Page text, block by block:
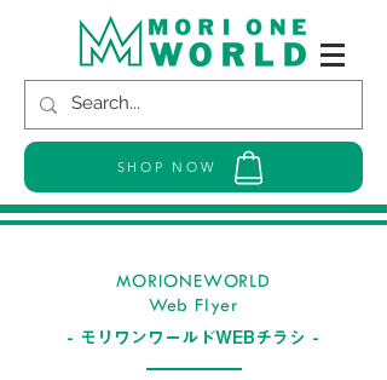
SHOP NOW
MORIONEWORLD
Web Flyer
- モリワンワールドWEBチラシ -